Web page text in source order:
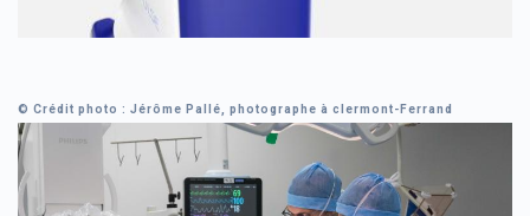
© Crédit photo : Jérôme Pallé, photographe à clermont-Ferrand